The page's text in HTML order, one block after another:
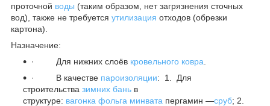
проточной воды (таким образом, нет загрязнения сточных
вод), также не требуется утилизация отходов (обрезки
картона).
Назначение:
· Для нижних слоёв кровельного ковра
· В качестве пароизоляции: 1. Для
строительства зимних бань в
структуре: вагонка фольга минвата пергамин —сруб; 2.